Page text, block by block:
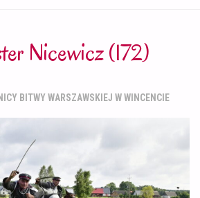
Nicewicz (172)
BITWY WARSZAWSKIEJ W WINCENCIE